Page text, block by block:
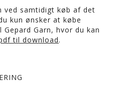
ved samtidigt køb af det
kun ønsker at købe
Garn, hvor du kan
til download.